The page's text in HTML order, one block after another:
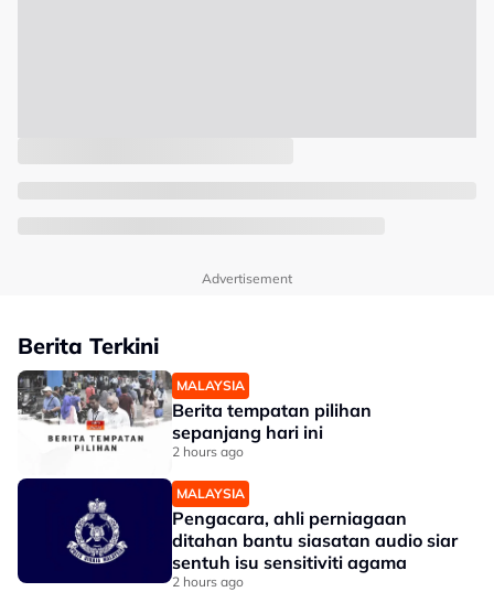
Advertisement
Berita Terkini
MALAYSIA
Berita tempatan pilihan
sepanjang hari ini
2 hours ago
MALAYSIA
Pengacara, ahli perniagaan
ditahan bantu siasatan audio siar
sentuh isu sensitiviti agama
2 hours ago